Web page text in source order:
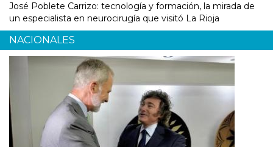
José Poblete Carrizo: tecnología y formación, la mirada de
un especialista en neurocirugía que visitó La Rioja
NACIONALES